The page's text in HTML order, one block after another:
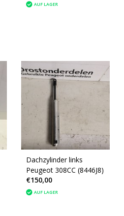
AUF LAGER
Dachzylinder links
Peugeot 308CC (8446J8)
€150,00
AUF LAGER